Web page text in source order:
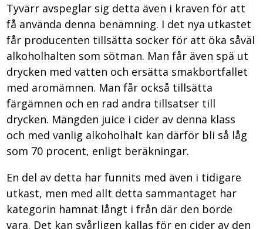
Tyvärr avspeglar sig detta även i kraven för att
få använda denna benämning. I det nya utkastet
får producenten tillsätta socker för att öka såväl
alkoholhalten som sötman. Man får även spä ut
drycken med vatten och ersätta smakbortfallet
med aromämnen. Man får också tillsätta
färgämnen och en rad andra tillsatser till
drycken. Mängden juice i cider av denna klass
och med vanlig alkoholhalt kan därför bli så låg
som 70 procent, enligt beräkningar.
En del av detta har funnits med även i tidigare
utkast, men med allt detta sammantaget har
kategorin hamnat långt i från där den borde
vara. Det kan svårligen kallas för en cider av den